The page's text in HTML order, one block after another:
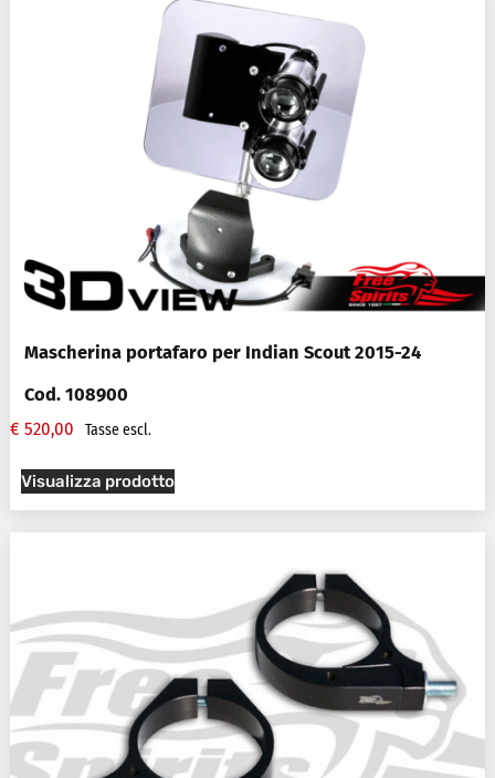
Mascherina portafaro per Indian Scout 2015-24
Cod. 108900
€ 520,00 Tasse escl.
Visualizza prodotto